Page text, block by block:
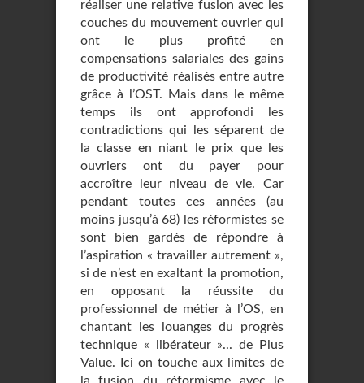
réaliser une relative fusion avec les
couches du mouvement ouvrier qui
ont le plus profité en
compensations salariales des gains
de productivité réalisés entre autre
grâce à l’OST. Mais dans le même
temps ils ont approfondi les
contradictions qui les séparent de
la classe en niant le prix que les
ouvriers ont du payer pour
accroître leur niveau de vie. Car
pendant toutes ces années (au
moins jusqu’à 68) les réformistes se
sont bien gardés de répondre à
l’aspiration « travailler autrement »,
si de n’est en exaltant la promotion,
en opposant la réussite du
professionnel de métier à l’OS, en
chantant les louanges du progrès
technique « libérateur »... de Plus
Value. Ici on touche aux limites de